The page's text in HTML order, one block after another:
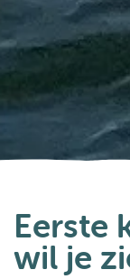
Eerste
wil je